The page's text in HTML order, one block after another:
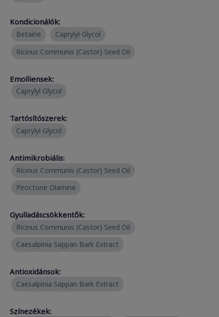
Kondicionálók:
Betaine
Caprylyl Glycol
Ricinus Communis (Castor) Seed Oil
Emolliensek:
Caprylyl Glycol
Tartósítószerek:
Caprylyl Glycol
Antimikrobiális:
Ricinus Communis (Castor) Seed Oil
Piroctone Olamine
Gyulladáscsökkentők:
Ricinus Communis (Castor) Seed Oil
Caesalpinia Sappan Bark Extract
Antioxidánsok:
Caesalpinia Sappan Bark Extract
Színezékek: